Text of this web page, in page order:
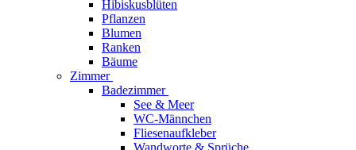
Hibiskusblüten
Pflanzen
Blumen
Ranken
Bäume
Zimmer
Badezimmer
See & Meer
WC-Männchen
Fliesenaufkleber
Wandworte & Sprüche